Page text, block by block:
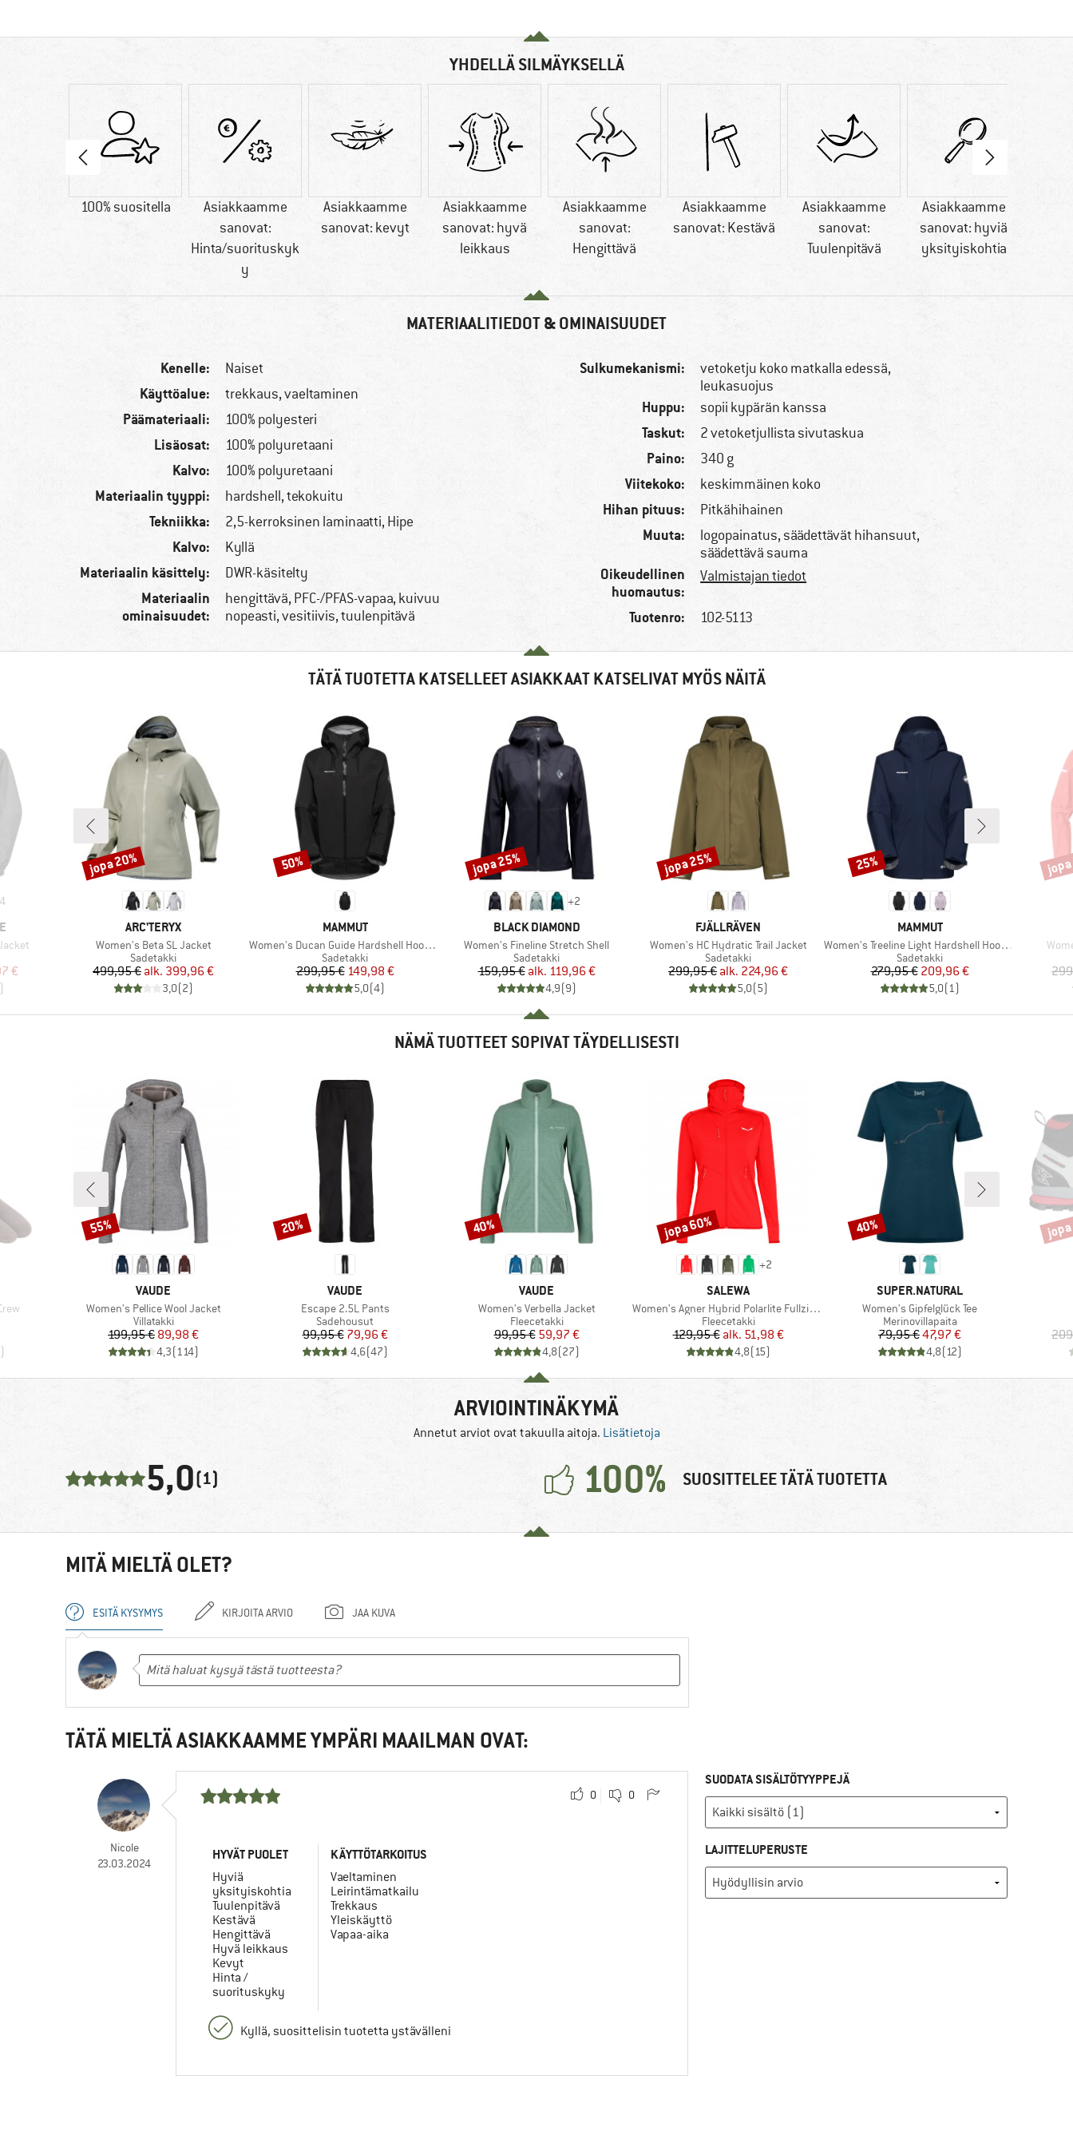
YHDELLÄ SILMÄYKSELLÄ
100% suositella
Asiakkaamme
sanovat:
Hinta/suorituskyk
y
Asiakkaamme
sanovat: kevyt
Asiakkaamme
sanovat: hyvä
leikkaus
Asiakkaamme
sanovat:
Hengittävä
Asiakkaamme
sanovat: Kestävä
Asiakkaamme
sanovat:
Tuulenpitävä
Asiakkaamme
sanovat: hyviä
yksityiskohtia
MATERIAALITIEDOT & OMINAISUUDET
Kenelle: Naiset
Käyttöalue: trekkaus, vaeltaminen
Päämateriaali: 100% polyesteri
Lisäosat: 100% polyuretaani
Kalvo: 100% polyuretaani
Materiaalin tyyppi: hardshell, tekokuitu
Tekniikka: 2,5-kerroksinen laminaatti, Hipe
Kalvo: Kyllä
Materiaalin käsittely: DWR-käsitelty
Materiaalin
ominaisuudet:
hengittävä, PFC-/PFAS-vapaa, kuivuu
nopeasti, vesitiivis, tuulenpitävä
Sulkumekanismi:
vetoketju koko matkalla edessä,
leukasuojus
Huppu: sopii kypärän kanssa
Taskut: 2 vetoketjullista sivutaskua
Paino: 340 g
Viitekoko: keskimmäinen koko
Hihan pituus: Pitkähihainen
Muuta:
logopainatus, säädettävät hihansuut,
säädettävä sauma
Oikeudellinen
huomautus:
Valmistajan tiedot
Tuotenro: 102-5113
TÄTÄ TUOTETTA KATSELLEET ASIAKKAAT KATSELIVAT MYÖS NÄITÄ
4
hinta
€
MERKKI
ARC'TERYX
Tuote
Women's Beta SL Jacket
Tuoteryhmä
Sadetakki
Hinta
499,95 € Alennettu hinta
alk. 399,96 €
3,0(2)
Alennus
jopa 20%
MERKKI
MAMMUT
Tuote
Women's Ducan Guide Hardshell Hooded Jacket
Tuoteryhmä
Sadetakki
Hinta
299,95 €Alennettu hinta
149,98 €
5,0(4)
Alennus
50%
+2
MERKKI
BLACK DIAMOND
Tuote
Women's Fineline Stretch Shell
Tuoteryhmä
Sadetakki
Hinta
159,95 € Alennettu hinta
alk. 119,96 €
4,9(9)
Alennus
jopa 25%
MERKKI
FJÄLLRÄVEN
Tuote
Women's HC Hydratic Trail Jacket
Tuoteryhmä
Sadetakki
Hinta
299,95 € Alennettu hinta
alk. 224,96 €
5,0(5)
Alennus
jopa 25%
MERKKI
MAMMUT
Tuote
Women's Treeline Light Hardshell Hooded Jacket
Tuoteryhmä
Sadetakki
Hinta
279,95 € Alennettu hinta
209,96 €
5,0(1)
Alennus
25%
Tuote
NÄMÄ TUOTTEET SOPIVAT TÄYDELLISESTI
)
MERKKI
VAUDE
Tuote
Women's Pellice Wool Jacket
Tuoteryhmä
Villatakki
Hinta
199,95 €Alennettu hinta
89,98 €
4,3(114)
Alennus
55%
MERKKI
VAUDE
Tuote
Escape 2.5L Pants
Tuoteryhmä
Sadehousut
Hinta
99,95 €Alennettu hinta
79,96 €
4,6(47)
Alennus
20%
MERKKI
VAUDE
Tuote
Women's Verbella Jacket
Tuoteryhmä
Fleecetakki
Hinta
99,95 €Alennettu hinta
59,97 €
4,8(27)
Alennus
40%
+2
MERKKI
SALEWA
Tuote
Women's Agner Hybrid Polarlite Fullzip Hoody
Tuoteryhmä
Fleecetakki
Hinta
129,95 € Alennettu hinta
alk. 51,98 €
4,8(15)
Alennus
jopa 60%
MERKKI
SUPER.NATURAL
Tuote
Women's Gipfelglück Tee
Tuoteryhmä
Merinovillapaita
Hinta
79,95 €Alennettu hinta
47,97 €
4,8(12)
Alennus
40%
ARVIOINTINÄKYMÄ
Annetut arviot ovat takuulla aitoja. Lisätietoja
5,0(1) 100% SUOSITTELEE TÄTÄ TUOTETTA
MITÄ MIELTÄ OLET?
ESITÄ KYSYMYS KIRJOITA ARVIO JAA KUVA
TÄTÄ MIELTÄ ASIAKKAAMME YMPÄRI MAAILMAN OVAT:
Nicole
23.03.2024
0 0
HYVÄT PUOLET
Hyviä
yksityiskohtia
Tuulenpitävä
Kestävä
Hengittävä
Hyvä leikkaus
Kevyt
Hinta /
suorituskyky
KÄYTTÖTARKOITUS
Vaeltaminen
Leirintämatkailu
Trekkaus
Yleiskäyttö
Vapaa-aika
Kyllä, suosittelisin tuotetta ystävälleni
SUODATA SISÄLTÖTYYPPEJÄ
LAJITTELUPERUSTE